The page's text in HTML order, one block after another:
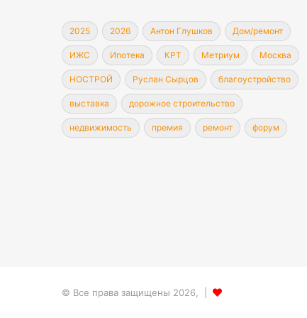
2025 2026 Антон Глушков Дом/ремонт
ИЖС Ипотека КРТ Метриум Москва
НОСТРОЙ Руслан Сырцов благоустройство
выставка дорожное строительство
недвижимость премия ремонт форум
© Все права защищены 2026, |